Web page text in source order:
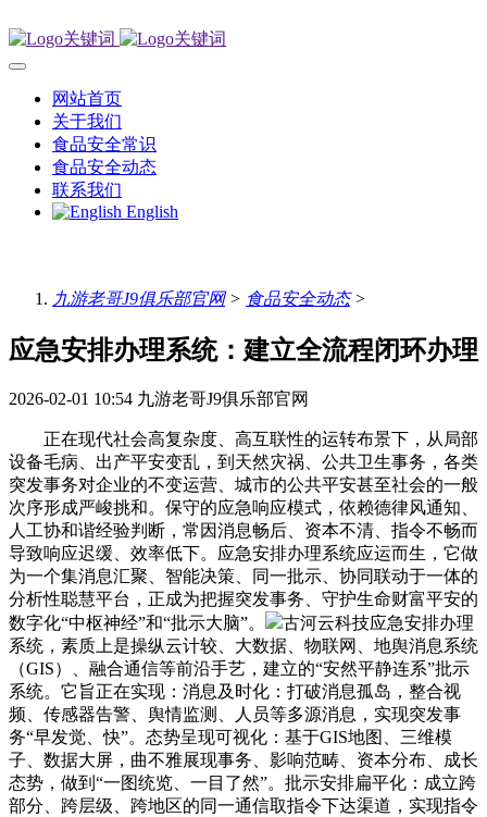
网站首页
关于我们
食品安全常识
食品安全动态
联系我们
English
九游老哥J9俱乐部官网> 食品安全动态>
应急安排办理系统：建立全流程闭环办理
2026-02-01 10:54 九游老哥J9俱乐部官网
正在现代社会高复杂度、高互联性的运转布景下，从局部
设备毛病、出产平安变乱，到天然灾祸、公共卫生事务，各类
突发事务对企业的不变运营、城市的公共平安甚至社会的一般
次序形成严峻挑和。保守的应急响应模式，依赖德律风通知、
人工协和谐经验判断，常因消息畅后、资本不清、指令不畅而
导致响应迟缓、效率低下。应急安排办理系统应运而生，它做
为一个集消息汇聚、智能决策、同一批示、协同联动于一体的
分析性聪慧平台，正成为把握突发事务、守护生命财富平安的
数字化“中枢神经”和“批示大脑”。
古河云科技应急安排办理
系统，素质上是操纵云计较、大数据、物联网、地舆消息系统
（GIS）、融合通信等前沿手艺，建立的“安然平静连系”批示
系统。它旨正在实现：消息及时化：打破消息孤岛，整合视
频、传感器告警、舆情监测、人员等多源消息，实现突发事
务“早发觉、快”。态势呈现可视化：基于GIS地图、三维模
子、数据大屏，曲不雅展现事务、影响范畴、资本分布、成长
态势，做到“一图统览、一目了然”。批示安排扁平化：成立跨
部分、跨层级、跨地区的同一通信取指令下达渠道，实现指令